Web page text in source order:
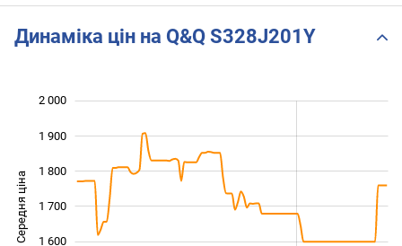
Динаміка цін на Q&Q S328J201Y
Середня ціна 1 400
1 600
1 700
1 800
1 900
2 000